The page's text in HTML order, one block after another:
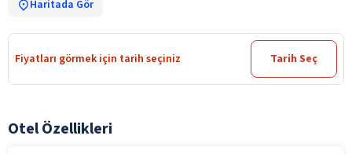
Haritada Gör
Fiyatları görmek için tarih seçiniz Tarih Seç
Otel Özellikleri